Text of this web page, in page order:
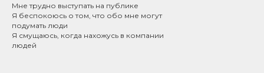
Мне трудно выступать на публике
Я беспокоюсь о том, что обо мне могут
подумать люди
Я смущаюсь, когда нахожусь в компании
людей